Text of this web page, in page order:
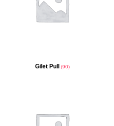
Gilet Pull (90)